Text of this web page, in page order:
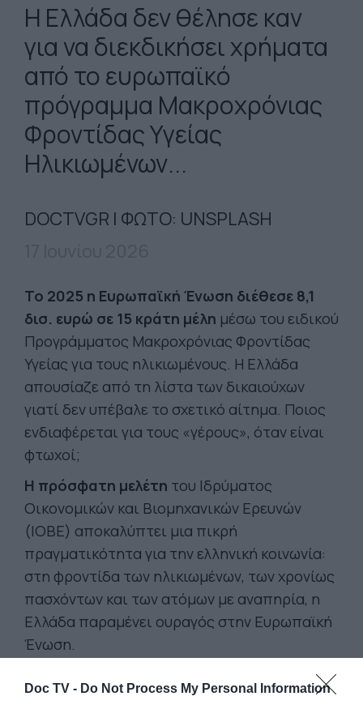
Doc TV - Do Not Process My Personal Information
Η Ελλάδα δεν θέλησε καν
για να διεκδικήσει χρήματα
από το ευρωπαϊκό
πρόγραμμα Μακροχρόνιας
Φροντίδας Υγείας
Ηλικιωμένων...
DOCTVGR | ΦΩΤΟ: UNSPLASH
Το 2025 η Ευρωπαϊκή Ένωση διέθεσε 8,1
δισ. ευρώ σε 15 κράτη μέλη μέσω του ειδικού
Προγράμματος Μακροχρόνιας Φροντίδας
Υγείας για τους ηλικιωμένους. Η Ελλάδα
απουσίαζε από τη λίστα των δικαιούχων
γιατί δεν υπέβαλε το σχετικό αίτημα. Ποιος
ενδιαφέρεται για τους «γέρους», όταν είναι
φτωχοί;
Η πρόσφατη μελέτη του Ιδρύματος
Οικονομικών και Βιομηχανικών Ερευνών
(ΙΟΒΕ) αποκαλύπτει μια πικρή
πραγματικότητα για την ελληνική κοινωνία:
στη φροντίδα των ηλικιωμένων, των χρονίως
πασχόντων και των ατόμων με αναπηρία, η
Ελλάδα παραμένει ουραγός στην Ευρωπαϊκή
Ένωση.
δημόσιες δαπάνες μακροχρόνιας φροντίδας,